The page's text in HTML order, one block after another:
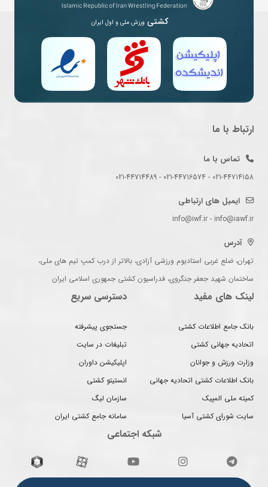
کشتی ورزش ملی و اول ایران
ارتباط با ما
تماس با ما
021-44714158 - 021-44716574 - 021-44714489
ایمیل های ارتباطی
info@iwf.ir - info@iawf.ir
آدرس
تهران، ضلع غربی استادیوم ورزشی آزادی، بالاتر از درب کمپ تیم های ملی،
ساختمان شهید جعفر جنگروی، فدراسیون کشتی جمهوری اسلامی ایران
لینک های مفید
بانک جامع اطلاعات کشتی
اتحادیه جهانی کشتی
وزارت ورزش و جوانان
بانک اطلاعات کشتی اتحادیه جهانی
کمیته ملی المپیک
سایت شورای کشتی آسیا
دسترسی سریع
جستجوی پیشرفته
تبلیغات در سایت
اپلیکیشن داوران
انستیتو کشتی
سازمان لیگ
سامانه جامع کشتی ایران
شبکه اجتماعی